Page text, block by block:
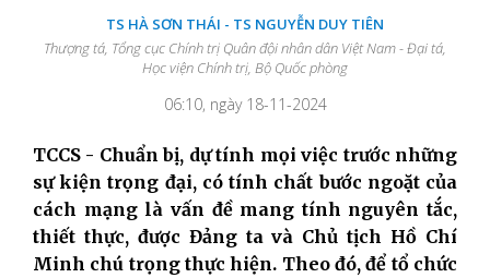
TS HÀ SƠN THÁI - TS NGUYỄN DUY TIÊN
Thượng tá, Tổng cục Chính trị Quân đội nhân dân Việt Nam - Đại tá,
Học viện Chính trị, Bộ Quốc phòng
06:10, ngày 18-11-2024
TCCS - Chuẩn bị, dự tính mọi việc trước những
sự kiện trọng đại, có tính chất bước ngoặt của
cách mạng là vấn đề mang tính nguyên tắc,
thiết thực, được Đảng ta và Chủ tịch Hồ Chí
Minh chú trọng thực hiện. Theo đó, để tổ chức